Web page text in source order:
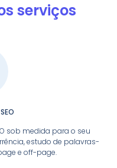
serviços
sob medida para o seu
estudo de palavras-
e off-page.